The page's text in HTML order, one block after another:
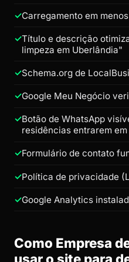
Carregamento em
Título e descrição
limpeza em Uberlândia"
Schema.org de
Google Meu Negócio
Botão de WhatsApp
residências entrarem
Formulário de contato
Política de privacidade
Google Analytics
Como Empresa